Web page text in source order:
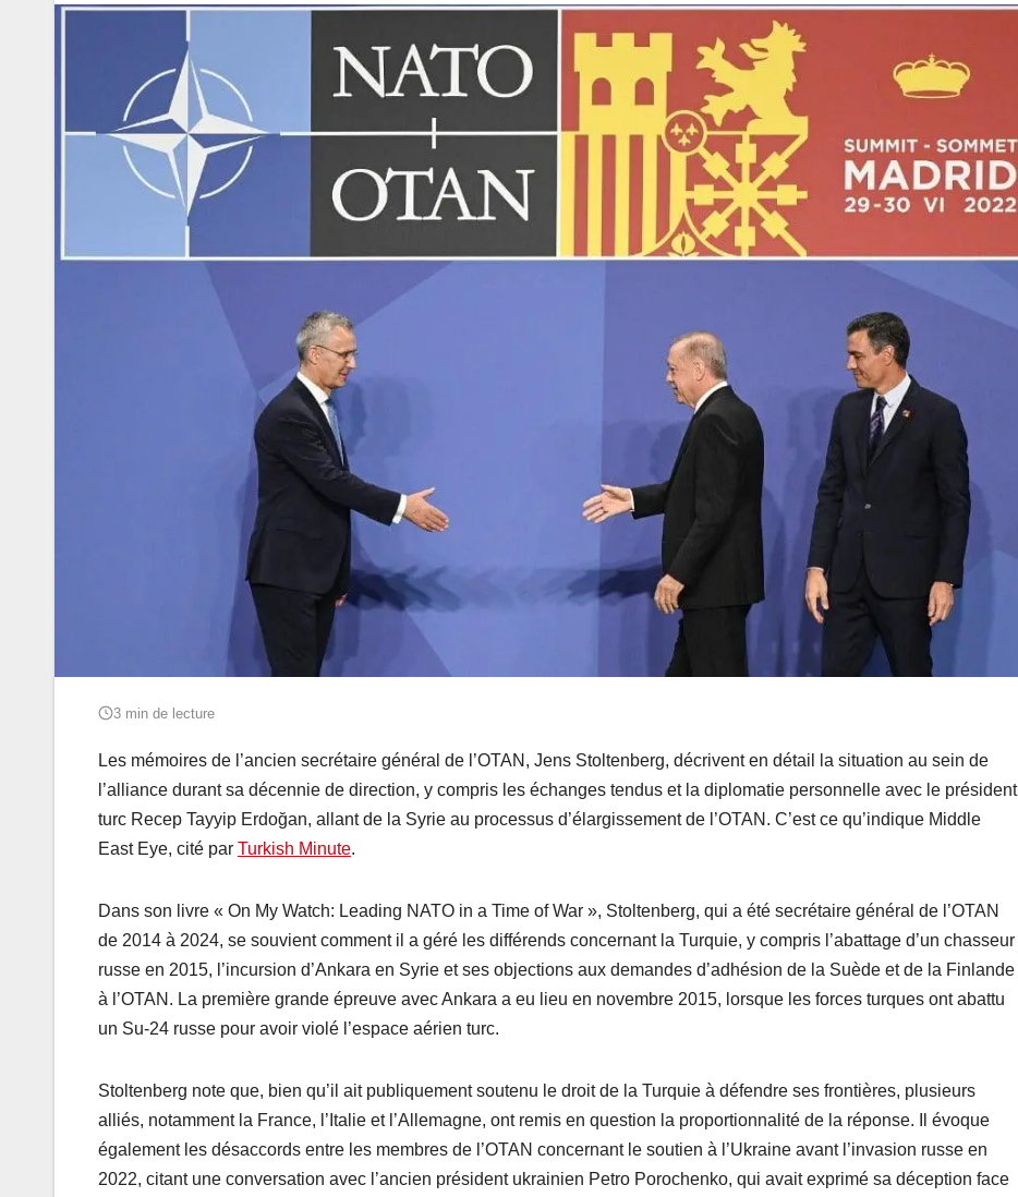
3 min de lecture
Les mémoires de l’ancien secrétaire général de l’OTAN, Jens Stoltenberg, décrivent en détail la situation au sein de
l’alliance durant sa décennie de direction, y compris les échanges tendus et la diplomatie personnelle avec le président
turc Recep Tayyip Erdoğan, allant de la Syrie au processus d’élargissement de l’OTAN. C’est ce qu’indique Middle
East Eye, cité par Turkish Minute.
Dans son livre « On My Watch: Leading NATO in a Time of War », Stoltenberg, qui a été secrétaire général de l’OTAN
de 2014 à 2024, se souvient comment il a géré les différends concernant la Turquie, y compris l’abattage d’un chasseur
russe en 2015, l’incursion d’Ankara en Syrie et ses objections aux demandes d’adhésion de la Suède et de la Finlande
à l’OTAN. La première grande épreuve avec Ankara a eu lieu en novembre 2015, lorsque les forces turques ont abattu
un Su-24 russe pour avoir violé l’espace aérien turc.
Stoltenberg note que, bien qu’il ait publiquement soutenu le droit de la Turquie à défendre ses frontières, plusieurs
alliés, notamment la France, l’Italie et l’Allemagne, ont remis en question la proportionnalité de la réponse. Il évoque
également les désaccords entre les membres de l’OTAN concernant le soutien à l’Ukraine avant l’invasion russe en
2022, citant une conversation avec l’ancien président ukrainien Petro Porochenko, qui avait exprimé sa déception face